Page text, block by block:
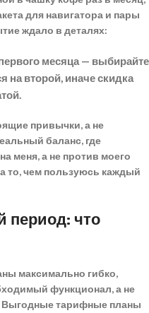
для навигатора и пары
ждало в деталях:
месяца — выбирайте
на второй, иначе скидка
привычки, а не
баланс, где
меня, а не против моего
то, чем пользуюсь каждый
период: что
максимально гибко,
функционал, а не
Выгодные тарифные планы